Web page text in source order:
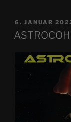
AM
6. JANUAR